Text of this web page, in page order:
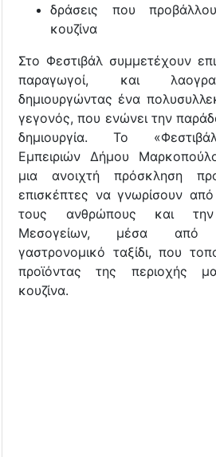
δράσεις που
κουζίνα
Στο Φεστιβάλ συμμετέχουν
παραγωγοί, και
δημιουργώντας ένα
γεγονός, που ενώνει την
δημιουργία. Το
Εμπειριών Δήμου
μια ανοιχτή πρόσκληση
επισκέπτες να γνωρίσουν από
τους ανθρώπους και
Μεσογείων, μέσα από
γαστρονομικό ταξίδι, που
προϊόντας της περιοχής
κουζίνα.